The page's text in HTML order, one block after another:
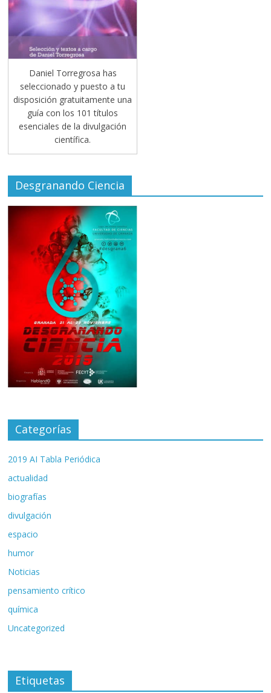
Daniel Torregrosa has
seleccionado y puesto a tu
disposición gratuitamente una
guía con los 101 títulos
esenciales de la divulgación
científica.
Desgranando Ciencia
Categorías
2019 AI Tabla Periódica
actualidad
biografías
divulgación
espacio
humor
Noticias
pensamiento crítico
química
Uncategorized
Etiquetas